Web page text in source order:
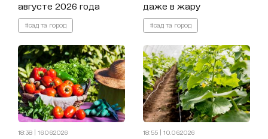
августе 2026 года
#сад та город
даже в жару
#сад та город
18:38 | 16.06.2026 18:55 | 10.06.2026